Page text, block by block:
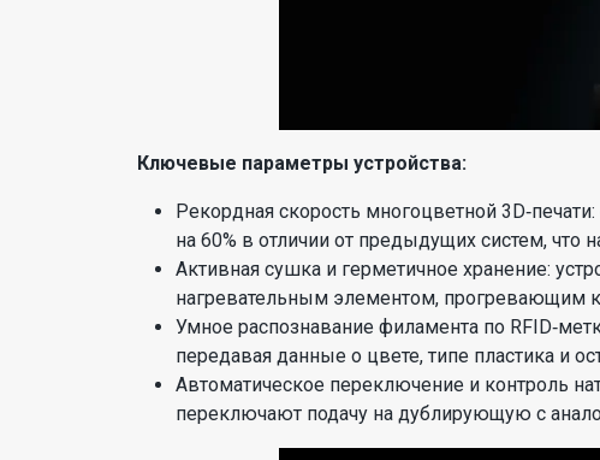
Ключевые параметры устройства:
Рекордная скорость многоцветной
на 60% в отличии от предыдущих систем,
Активная сушка и герметичное хранение:
нагревательным элементом, прогревающим
Умное распознавание филамента по
передавая данные о цвете, типе пластика и
Автоматическое переключение и контроль
переключают подачу на дублирующую с